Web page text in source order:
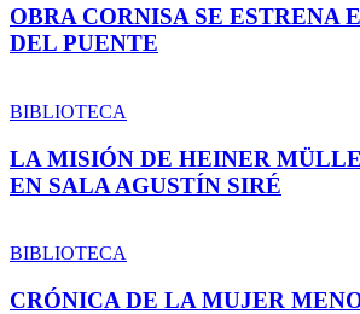
OBRA CORNISA SE ESTRENA
DEL PUENTE
BIBLIOTECA
LA MISIÓN DE HEINER
EN SALA AGUSTÍN SIRÉ
BIBLIOTECA
CRÓNICA DE LA MUJER